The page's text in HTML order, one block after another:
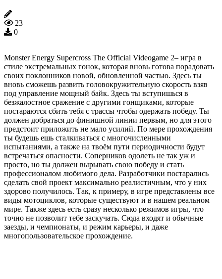
23
0
Monster Energy Supercross The Official Videogame 2– игра в
стиле экстремальных гонок, которая вновь готова порадовать
своих поклонников новой, обновленной частью. Здесь ты
вновь сможешь развить головокружительную скорость взяв
под управление мощный байк. Здесь ты вступишься в
безжалостное сражение с другими гонщиками, которые
постараются сбить тебя с трассы чтобы одержать победу. Ты
должен добраться до финишной линии первым, но для этого
предстоит приложить не мало усилий. По мере прохождения
ты будешь ешь сталкиваться с многочисленными
испытаниями, а также на твоём пути периодичности будут
встречаться опасности. Соперников одолеть не так уж и
просто, но ты должен вырывать свою победу и стать
профессионалом любимого дела. Разработчики постарались
сделать свой проект максимально реалистичным, что у них
здорово получилось. Так, к примеру, в игре представлены все
виды мотоциклов, которые существуют и в нашем реальном
мире. Также здесь есть сразу несколько режимов игры, что
точно не позволит тебе заскучать. Сюда входят и обычные
заезды, и чемпионаты, и режим карьеры, и даже
многопользовательское прохождение.